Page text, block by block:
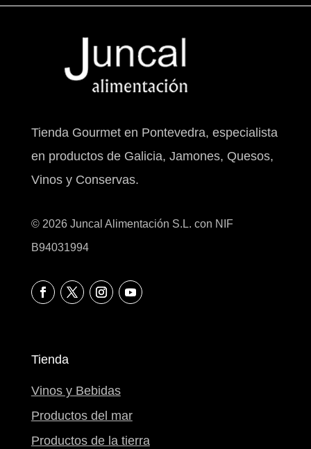
Tienda Gourmet en Pontevedra, especialista
en productos de Galicia, Jamones, Quesos,
Vinos y Conservas.
© 2026 Juncal Alimentación S.L. con NIF
B94031994
Tienda
Vinos y Bebidas
Productos del mar
Productos de la tierra